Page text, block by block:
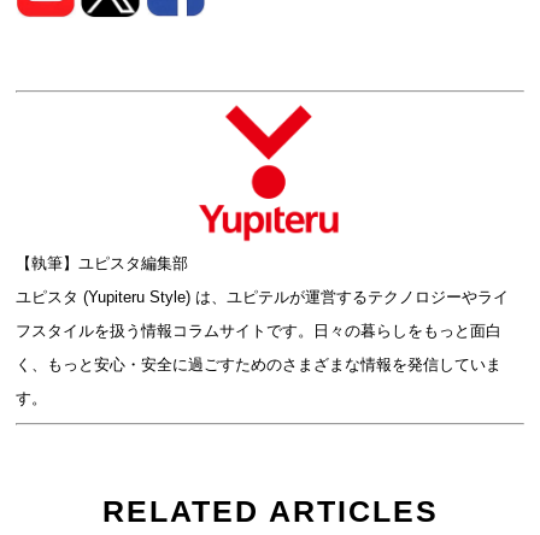
【執筆】ユピスタ編集部
ユピスタ (Yupiteru Style) は、ユピテルが運営するテクノロジーやライ
フスタイルを扱う情報コラムサイトです。日々の暮らしをもっと面白
く、もっと安心・安全に過ごすためのさまざまな情報を発信していま
す。
RELATED ARTICLES